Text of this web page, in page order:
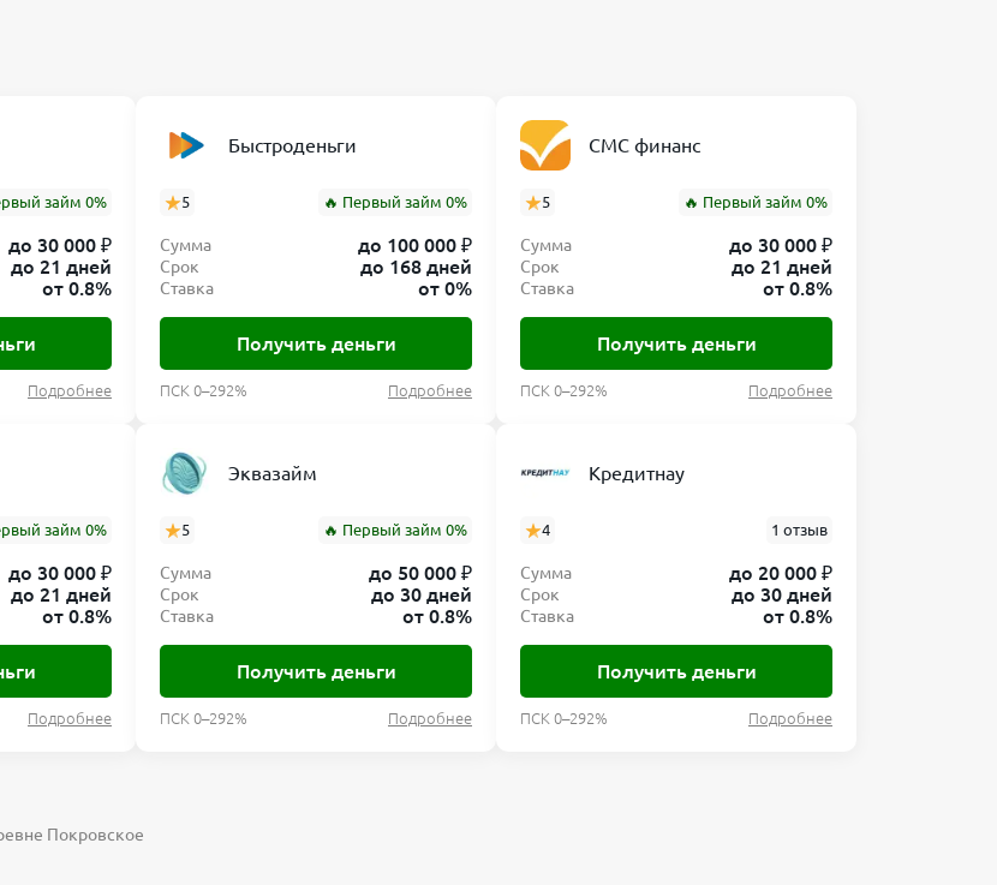
займ 0%
до 30 000 ₽
до 21 дней
от 0.8%
Подробнее
Быстроденьги
5 🔥 Первый займ 0%
Сумма до 100 000 ₽
Срок до 168 дней
Ставка от 0%
Получить деньги
ПСК 0–292% Подробнее
СМС финанс
5 🔥 Первый займ 0%
Сумма до 30 000 ₽
Срок до 21 дней
Ставка от 0.8%
Получить деньги
ПСК 0–292% Подробнее
займ 0%
до 30 000 ₽
до 21 дней
от 0.8%
Подробнее
Эквазайм
5 🔥 Первый займ 0%
Сумма до 50 000 ₽
Срок до 30 дней
Ставка от 0.8%
Получить деньги
ПСК 0–292% Подробнее
Кредитнау
4 1 отзыв
Сумма до 20 000 ₽
Срок до 30 дней
Ставка от 0.8%
Получить деньги
ПСК 0–292% Подробнее
Покровское